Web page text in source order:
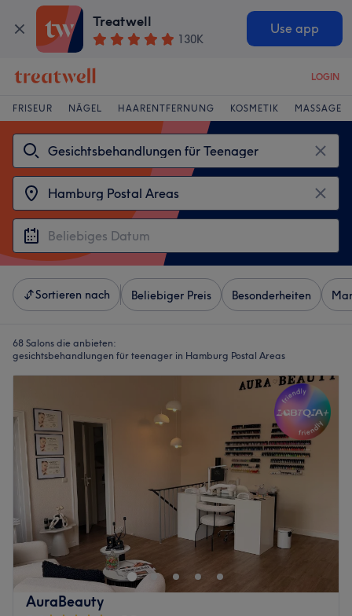
Treatwell
130K
Use app
LOGIN
FRISEUR NÄGEL HAARENTFERNUNG KOSMETIK MASSAGE
Sortieren nach Beliebiger Preis Besonderheiten
68 Salons die anbieten:
gesichtsbehandlungen für teenager in Hamburg Postal Areas
AuraBeauty